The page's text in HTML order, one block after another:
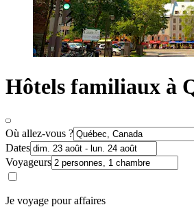
Hôtels familiaux à
Où allez-vous ?
Dates
Voyageurs
Je voyage pour affaires